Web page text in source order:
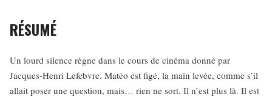
RÉSUMÉ
Un lourd silence règne dans le cours de cinéma donné par
Jacques-Henri Lefebvre. Matéo est figé, la main levée, comme s’il
allait poser une question, mais… rien ne sort. Il n’est plus là. Il est